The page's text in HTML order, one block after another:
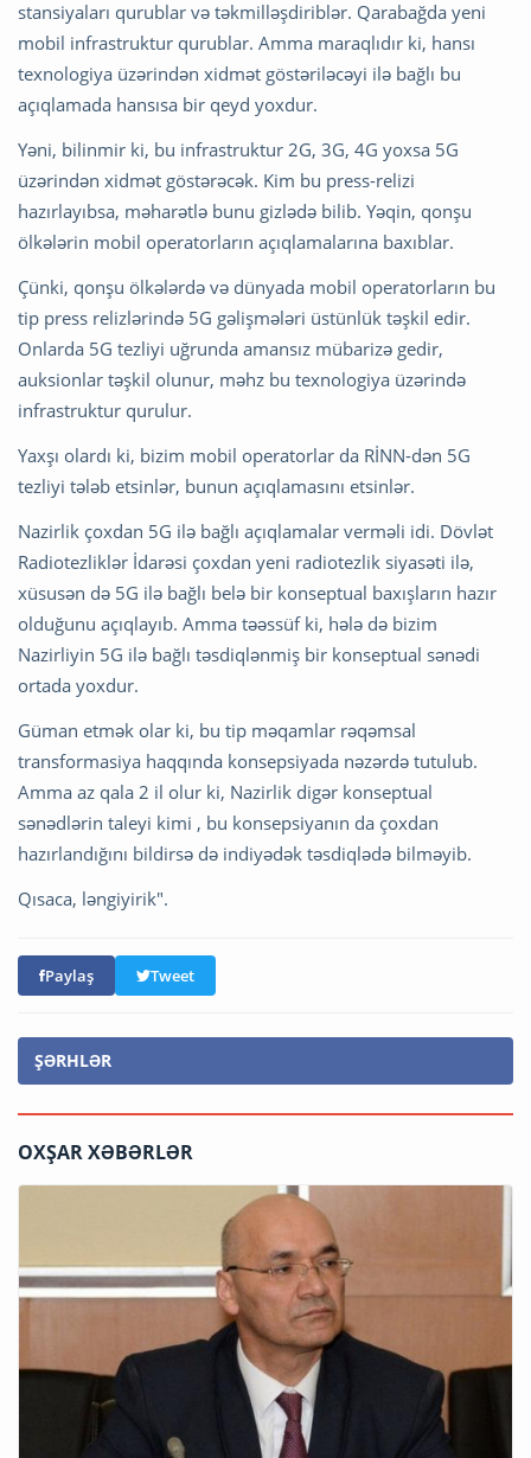
stansiyaları qurublar və təkmilləşdiriblər. Qarabağda yeni
mobil infrastruktur qurublar. Amma maraqlıdır ki, hansı
texnologiya üzərindən xidmət göstəriləcəyi ilə bağlı bu
açıqlamada hansısa bir qeyd yoxdur.
Yəni, bilinmir ki, bu infrastruktur 2G, 3G, 4G yoxsa 5G
üzərindən xidmət göstərəcək. Kim bu press-relizi
hazırlayıbsa, məharətlə bunu gizlədə bilib. Yəqin, qonşu
ölkələrin mobil operatorların açıqlamalarına baxıblar.
Çünki, qonşu ölkələrdə və dünyada mobil operatorların bu
tip press relizlərində 5G gəlişmələri üstünlük təşkil edir.
Onlarda 5G tezliyi uğrunda amansız mübarizə gedir,
auksionlar təşkil olunur, məhz bu texnologiya üzərində
infrastruktur qurulur.
Yaxşı olardı ki, bizim mobil operatorlar da RİNN-dən 5G
tezliyi tələb etsinlər, bunun açıqlamasını etsinlər.
Nazirlik çoxdan 5G ilə bağlı açıqlamalar verməli idi. Dövlət
Radiotezliklər İdarəsi çoxdan yeni radiotezlik siyasəti ilə,
xüsusən də 5G ilə bağlı belə bir konseptual baxışların hazır
olduğunu açıqlayıb. Amma təəssüf ki, hələ də bizim
Nazirliyin 5G ilə bağlı təsdiqlənmiş bir konseptual sənədi
ortada yoxdur.
Güman etmək olar ki, bu tip məqamlar rəqəmsal
transformasiya haqqında konsepsiyada nəzərdə tutulub.
Amma az qala 2 il olur ki, Nazirlik digər konseptual
sənədlərin taleyi kimi , bu konsepsiyanın da çoxdan
hazırlandığını bildirsə də indiyədək təsdiqlədə bilməyib.
Qısaca, ləngiyirik".
Paylaş Tweet
ŞƏRHLƏR
OXŞAR XƏBƏRLƏR